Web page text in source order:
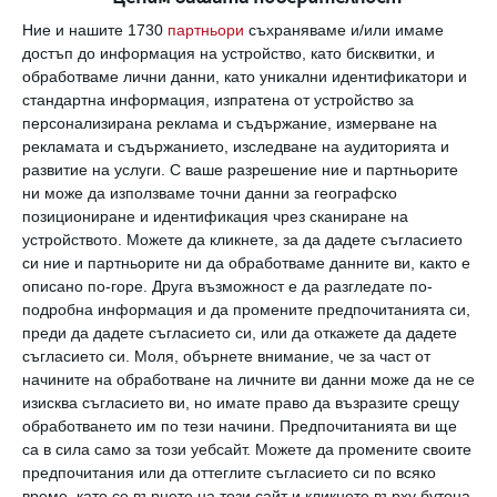
Ние и нашите 1730 партньори съхраняваме и/или имаме
достъп до информация на устройство, като бисквитки, и
обработваме лични данни, като уникални идентификатори и
стандартна информация, изпратена от устройство за
персонализирана реклама и съдържание, измерване на
рекламата и съдържанието, изследване на аудиторията и
развитие на услуги. С ваше разрешение ние и партньорите
ни може да използваме точни данни за географско
позициониране и идентификация чрез сканиране на
устройството. Можете да кликнете, за да дадете съгласието
си ние и партньорите ни да обработваме данните ви, както е
описано по-горе. Друга възможност е да разгледате по-
подробна информация и да промените предпочитанията си,
преди да дадете съгласието си, или да откажете да дадете
съгласието си.
Моля, обърнете внимание, че за част от
начините на обработване на личните ви данни може да не се
изисква съгласието ви, но имате право да възразите срещу
обработването им по тези начини. Предпочитанията ви ще
са в сила само за този уебсайт. Можете да промените своите
предпочитания или да оттеглите съгласието си по всяко
Коментари
Трябва да сте регистриран потребител за да
напишете коментар
Виж всички коментари
Най нови
Здраве
15 съвета за по-здравословен начин
на живот